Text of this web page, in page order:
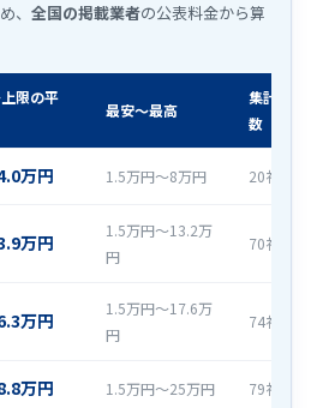
、 全国の掲載業者の公表料金から算
限の平
最安〜最高
集計社
数
万円 1.5万円〜8万円 20社
万円
1.5万円〜13.2万
円
70社
万円
1.5万円〜17.6万
円
74社
万円 1.5万円〜25万円 79社